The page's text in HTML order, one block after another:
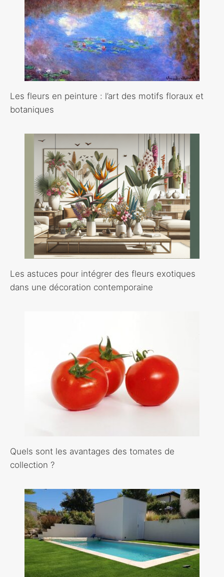
Les fleurs en peinture : l’art des motifs floraux et
botaniques
Les astuces pour intégrer des fleurs exotiques
dans une décoration contemporaine
Quels sont les avantages des tomates de
collection ?